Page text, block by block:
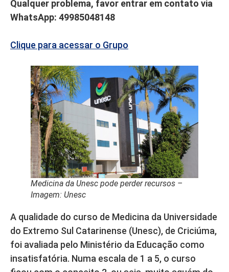
Qualquer problema, favor entrar em contato via
WhatsApp: 49985048148
Clique para acessar o Grupo
Medicina da Unesc pode perder recursos –
Imagem: Unesc
A qualidade do curso de Medicina da Universidade
do Extremo Sul Catarinense (Unesc), de Criciúma,
foi avaliada pelo Ministério da Educação como
insatisfatória. Numa escala de 1 a 5, o curso